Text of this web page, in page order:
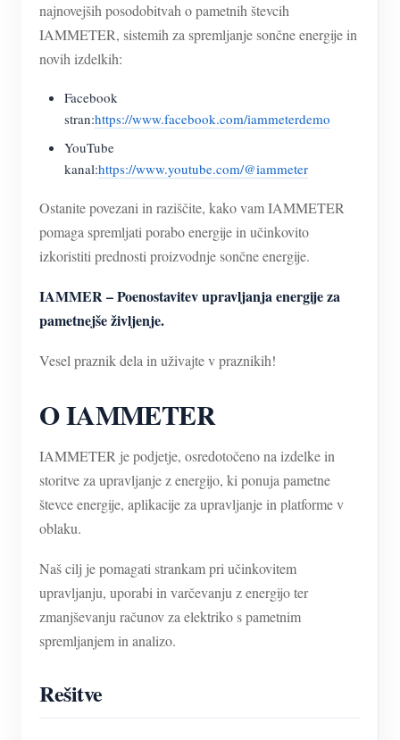
najnovejših posodobitvah o pametnih števcih
IAMMETER, sistemih za spremljanje sončne energije in
novih izdelkih:
Facebook
stran:https://www.facebook.com/iammeterdemo
YouTube
kanal:https://www.youtube.com/@iammeter
Ostanite povezani in raziščite, kako vam IAMMETER
pomaga spremljati porabo energije in učinkovito
izkoristiti prednosti proizvodnje sončne energije.
IAMMER – Poenostavitev upravljanja energije za
pametnejše življenje.
Vesel praznik dela in uživajte v praznikih!
O IAMMETER
IAMMETER je podjetje, osredotočeno na izdelke in
storitve za upravljanje z energijo, ki ponuja pametne
števce energije, aplikacije za upravljanje in platforme v
oblaku.
Naš cilj je pomagati strankam pri učinkovitem
upravljanju, uporabi in varčevanju z energijo ter
zmanjševanju računov za elektriko s pametnim
spremljanjem in analizo.
Rešitve